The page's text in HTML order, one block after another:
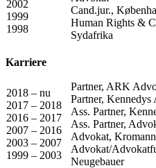
2002
1999
1998
Cand.jur.,
Human Rights &
Sydafrika
Karriere
2018 – nu
2017 – 2018
2016 – 2017
2007 – 2016
2003 – 2007
1999 – 2003
Partner, ARK
Partner, Kennedys
Ass. Partner,
Ass. Partner,
Advokat,
Advokat/
Neugebauer